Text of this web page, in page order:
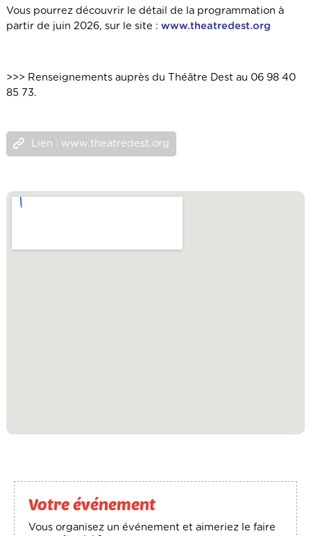
Vous pourrez découvrir le détail de la programmation à
partir de juin 2026, sur le site : www.theatredest.org
>>> Renseignements auprès du Théâtre Dest au 06 98 40
85 73.
Lien : www.theatredest.org
Votre événement
Vous organisez un événement et aimeriez le faire